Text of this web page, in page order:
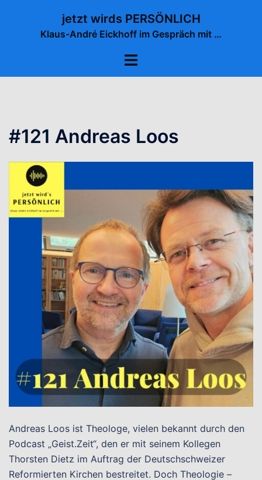
jetzt wirds PERSÖNLICH
Klaus-André Eickhoff im Gespräch mit …
Menü
#121 Andreas Loos
Andreas Loos ist Theologe, vielen bekannt durch den
Podcast „Geist.Zeit“, den er mit seinem Kollegen
Thorsten Dietz im Auftrag der Deutschschweizer
Reformierten Kirchen bestreitet. Doch Theologie –